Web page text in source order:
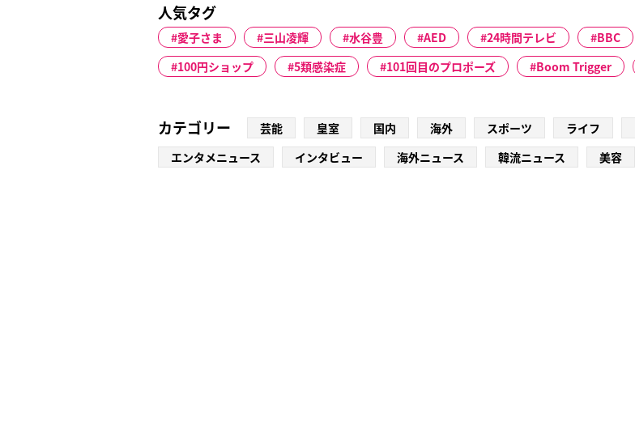
人気タグ
愛子さま 三山凌輝 水谷豊 AED 24時間テレビ BBC
100円ショップ
5類感染症 101回目のプロポーズ Boom Trigger
カテゴリー 芸能 皇室 国内 海外 スポーツ ライフ
エンタメニュース
インタビュー 海外ニュース 韓流ニュース 美容